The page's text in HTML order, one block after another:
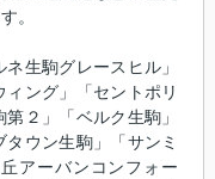
。
生駒グレースヒル」
ィング」「セントポリ
２」「ベルク生駒」
タウン生駒」「サンミ
アーバンコンフォー